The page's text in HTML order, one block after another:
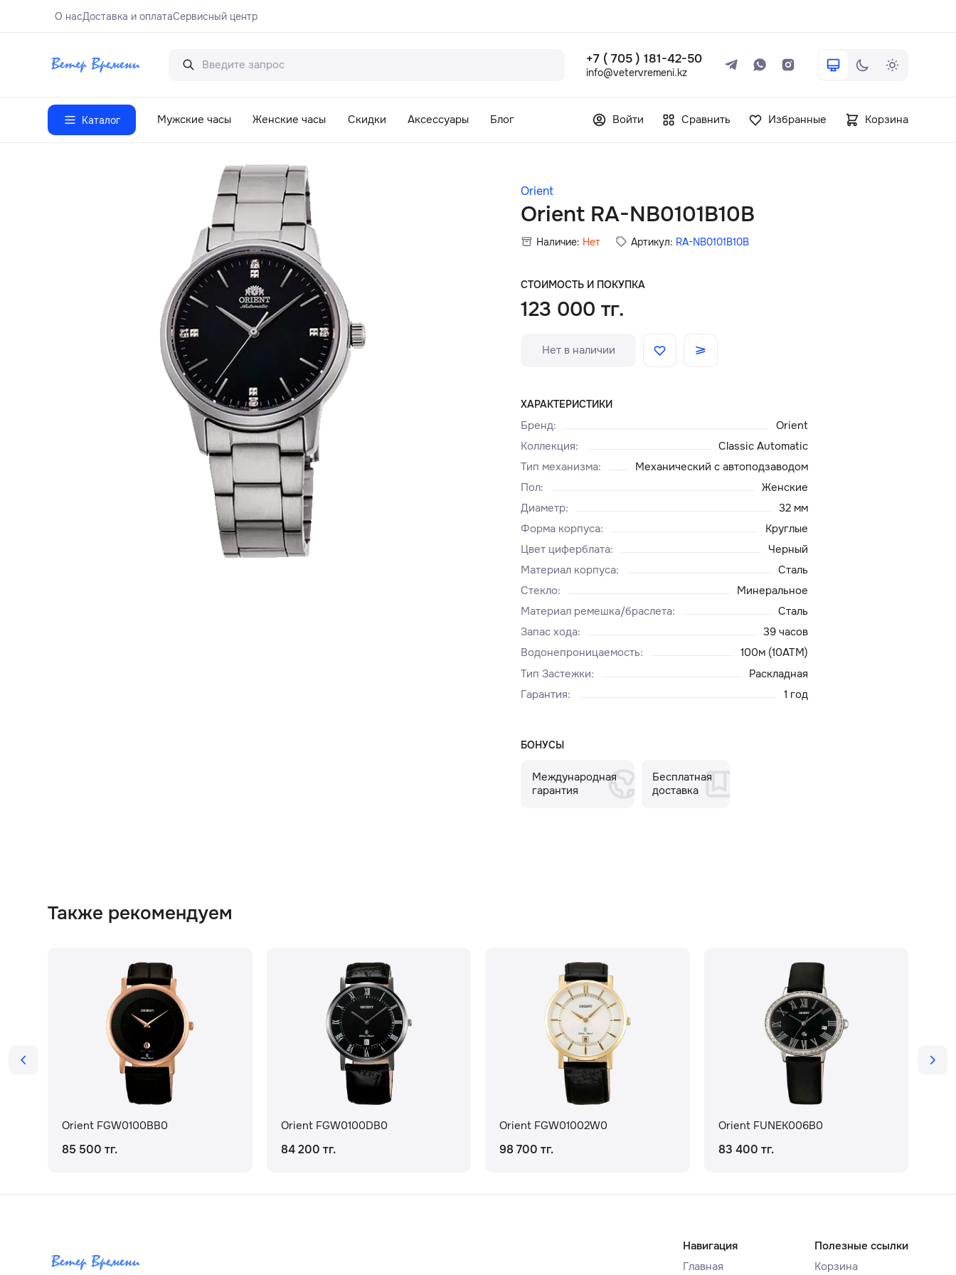
О насДоставка и оплатаСервисный центр
+7 ( 705 ) 181-42-50
info@vetervremeni.kz
Каталог Мужские часы Женские часы Скидки Аксессуары Блог Войти Сравнить Избранные Корзина
Orient
Orient RA-NB0101B10B
Наличие: Нет Артикул: RA-NB0101B10B
СТОИМОСТЬ И ПОКУПКА
123 000 тг.
Нет в наличии
ХАРАКТЕРИСТИКИ
Бренд:
Orient
Коллекция:
Classic Automatic
Тип механизма:
Механический с автоподзаводом
Пол:
Женские
Диаметр:
32 мм
Форма корпуса:
Круглые
Цвет циферблата:
Черный
Материал корпуса:
Сталь
Стекло:
Минеральное
Материал ремешка/браслета:
Сталь
Запас хода:
39 часов
Водонепроницаемость:
100м (10ATM)
Тип Застежки:
Раскладная
Гарантия: 1 год
БОНУСЫ
Международная
гарантия
Бесплатная
доставка
Также рекомендуем
Orient FGW0100BB0
85 500 тг.
Orient FGW0100DB0
84 200 тг.
Orient FGW01002W0
98 700 тг.
Orient FUNEK006B0
83 400 тг.
Навигация
Главная
Полезные ссылки
Корзина
+7 ( 705 ) 181-42-50
Каталог
Главная
Доставка и оплата
Сервисный центр